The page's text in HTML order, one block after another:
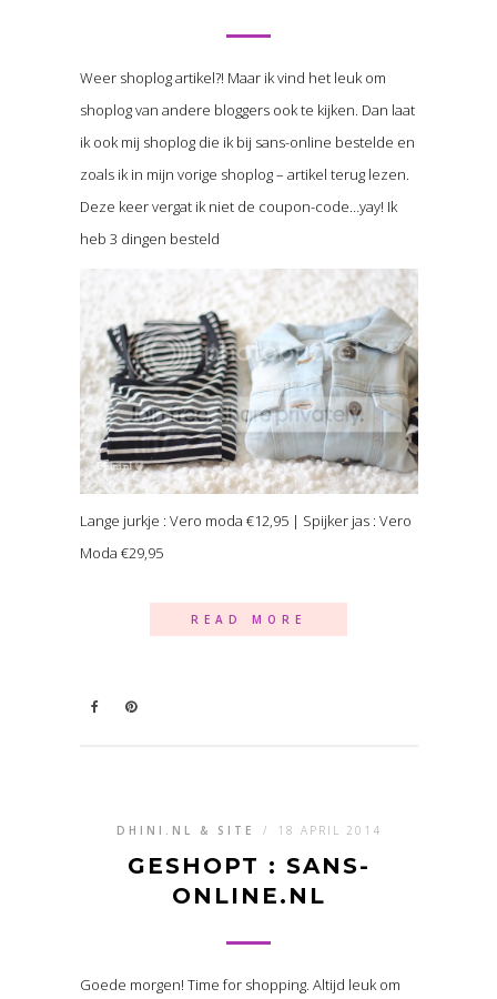
Weer shoplog artikel?! Maar ik vind het leuk om
shoplog van andere bloggers ook te kijken. Dan laat
ik ook mij shoplog die ik bij sans-online bestelde en
zoals ik in mijn vorige shoplog – artikel terug lezen.
Deze keer vergat ik niet de coupon-code…yay! Ik
heb 3 dingen besteld
Lange jurkje : Vero moda €12,95 | Spijker jas : Vero
Moda €29,95
READ MORE
DHINI.NL & SITE / 18 APRIL 2014
GESHOPT : SANS-
ONLINE.NL
Goede morgen! Time for shopping. Altijd leuk om